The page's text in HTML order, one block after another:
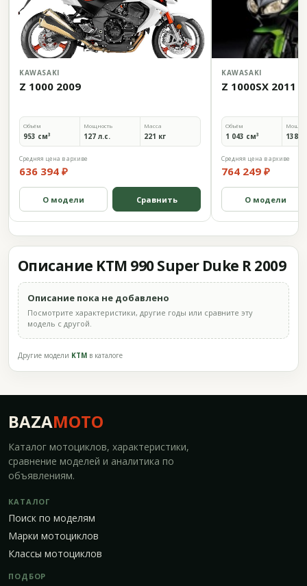
KAWASAKI
Z 1000 2009
Объём
953 см³
Мощность
127 л.с.
Масса
221 кг
Средняя цена в архиве
636 394 ₽
О модели Сравнить
KAWASAKI
Z 1000SX 2011
Объём
1 043 см³ 138
Средняя цена в архиве
764 249 ₽
О модели
Описание KTM 990 Super Duke R 2009
Описание пока не добавлено
Посмотрите характеристики, другие годы или сравните эту
модель с другой.
Другие модели KTM в каталоге
BAZAMOTO
Каталог мотоциклов, характеристики,
сравнение моделей и аналитика по
объявлениям.
КАТАЛОГ
Поиск по моделям
Марки мотоциклов
Классы мотоциклов
ПОДБОР